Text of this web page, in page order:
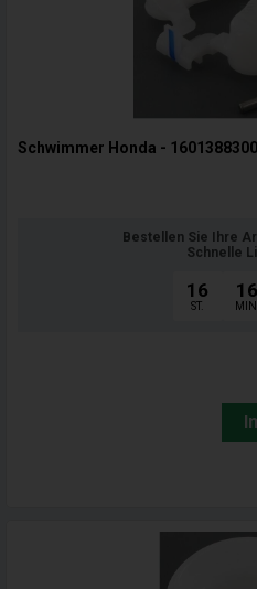
Schwimmer Honda -
Bestellen Sie Ihre
Schnelle
16
ST.
16
MIN.